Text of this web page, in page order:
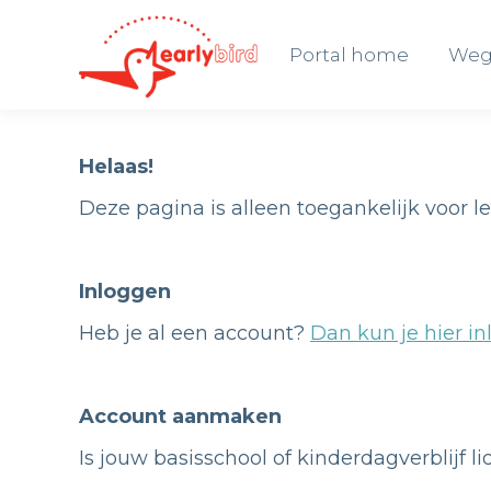
Portal home
Helaas!
Deze pagina is alleen toegankelijk voor
Inloggen
Heb je al een account? Dan kun je hier
Account aanmaken
Is jouw basisschool of kinderdagverblijf
Portal home